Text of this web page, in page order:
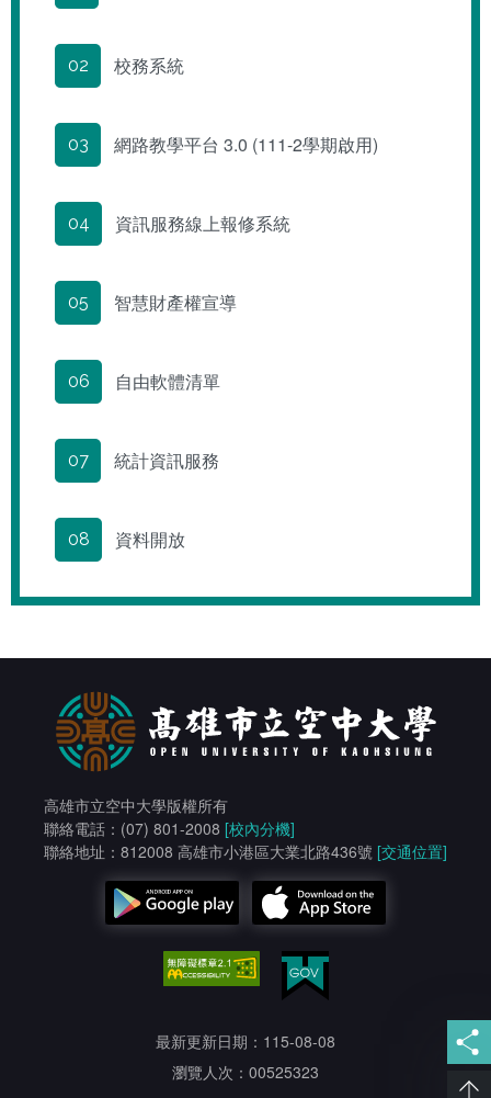
02 校務系統
03 網路教學平台 3.0 (111-2學期啟用)
04 資訊服務線上報修系統
05 智慧財產權宣導
06 自由軟體清單
07 統計資訊服務
08 資料開放
高雄市立空中大學版權所有
聯絡電話：(07) 801-2008 [校內分機]
聯絡地址：812008 高雄市小港區大業北路436號 [交通位置]
最新更新日期：115-08-08
瀏覽人次：00525323